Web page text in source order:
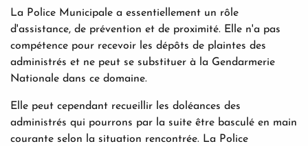
La Police Municipale a essentiellement un rôle
d'assistance, de prévention et de proximité. Elle n'a pas
compétence pour recevoir les dépôts de plaintes des
administrés et ne peut se substituer à la Gendarmerie
Nationale dans ce domaine.
Elle peut cependant recueillir les doléances des
administrés qui pourrons par la suite être basculé en main
courante selon la situation rencontrée. La Police